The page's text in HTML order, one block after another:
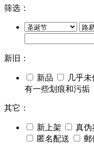
筛选：
新旧：
新品 几乎未
有一些划痕和污垢
其它：
新上架 真伪
匿名配送
郵